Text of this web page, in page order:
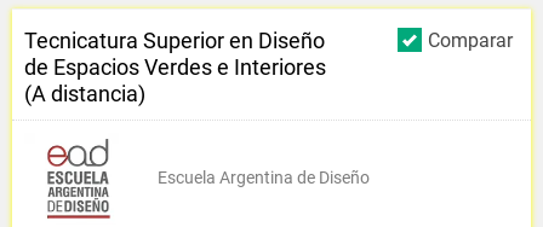
Comparar
Tecnicatura Superior en Diseño
de Espacios Verdes e Interiores
(A distancia)
Escuela Argentina de Diseño